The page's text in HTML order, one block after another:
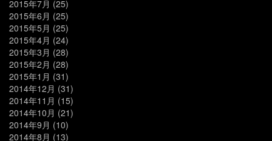
2015年7月 (25)
2015年6月 (25)
2015年5月 (25)
2015年4月 (24)
2015年3月 (28)
2015年2月 (28)
2015年1月 (31)
2014年12月 (31)
2014年11月 (15)
2014年10月 (21)
2014年9月 (10)
2014年8月 (13)